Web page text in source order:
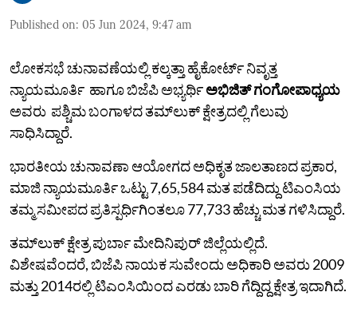
Published on: 05 Jun 2024, 9:47 am
ಲೋಕಸಭೆ ಚುನಾವಣೆಯಲ್ಲಿ ಕಲ್ಕತ್ತಾ ಹೈಕೋರ್ಟ್‌ ನಿವೃತ್ತ
ನ್ಯಾಯಮೂರ್ತಿ ಹಾಗೂ ಬಿಜೆಪಿ ಅಭ್ಯರ್ಥಿಅಭಿಜಿತ್‌ ಗಂಗೋಪಾಧ್ಯಯ
ಅವರು ಪಶ್ಚಿಮ ಬಂಗಾಳದ ತಮ್‌ಲುಕ್‌ ಕ್ಷೇತ್ರದಲ್ಲಿ ಗೆಲುವು
ಸಾಧಿಸಿದ್ದಾರೆ.
ಭಾರತೀಯ ಚುನಾವಣಾ ಆಯೋಗದ ಅಧಿಕೃತ ಜಾಲತಾಣದ ಪ್ರಕಾರ,
ಮಾಜಿ ನ್ಯಾಯಮೂರ್ತಿ ಒಟ್ಟು 7,65,584 ಮತ ಪಡೆದಿದ್ದು ಟಿಎಂಸಿಯ
ತಮ್ಮ ಸಮೀಪದ ಪ್ರತಿಸ್ಪರ್ಧಿಗಿಂತಲೂ 77,733 ಹೆಚ್ಚು ಮತ ಗಳಿಸಿದ್ದಾರೆ.
ತಮ್‌ಲುಕ್‌ ಕ್ಷೇತ್ರ ಪುರ್ಬಾ ಮೇದಿನಿಪುರ್ ಜಿಲ್ಲೆಯಲ್ಲಿದೆ.
ವಿಶೇಷವೆಂದರೆ, ಬಿಜೆಪಿ ನಾಯಕ ಸುವೇಂದು ಅಧಿಕಾರಿ ಅವರು 2009
ಮತ್ತು 2014ರಲ್ಲಿ ಟಿಎಂಸಿಯಿಂದ ಎರಡು ಬಾರಿ ಗೆದ್ದಿದ್ದ ಕ್ಷೇತ್ರ ಇದಾಗಿದೆ.